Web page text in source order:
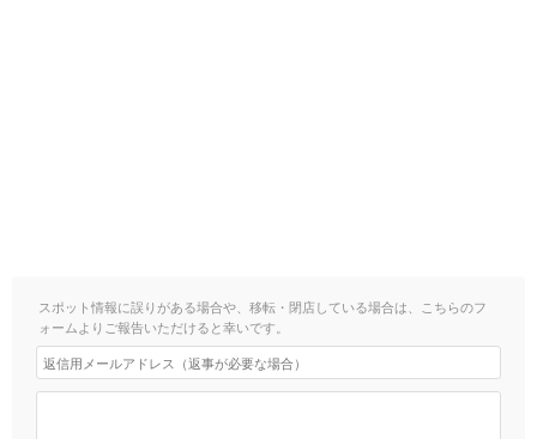
スポット情報に誤りがある場合や、移転・閉店している場合は、こちらのフ
ォームよりご報告いただけると幸いです。